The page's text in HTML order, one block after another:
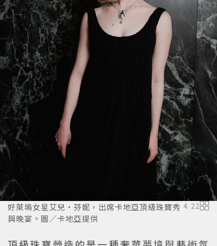
好萊塢女星艾兒・芬妮，出席卡地亞頂級珠寶秀
與晚宴。圖／卡地亞提供
4/22